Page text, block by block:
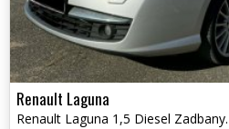
Renault Laguna
Renault